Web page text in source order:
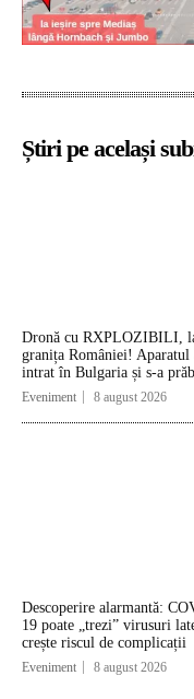
Știri pe același
Dronă cu RXPLOZIBILI,
granița României! Aparatul
intrat în Bulgaria și s-a
Eveniment 8 august 2026
Descoperire alarmantă:
19 poate „trezi” virusuri
crește riscul de complicații
Eveniment 8 august 2026